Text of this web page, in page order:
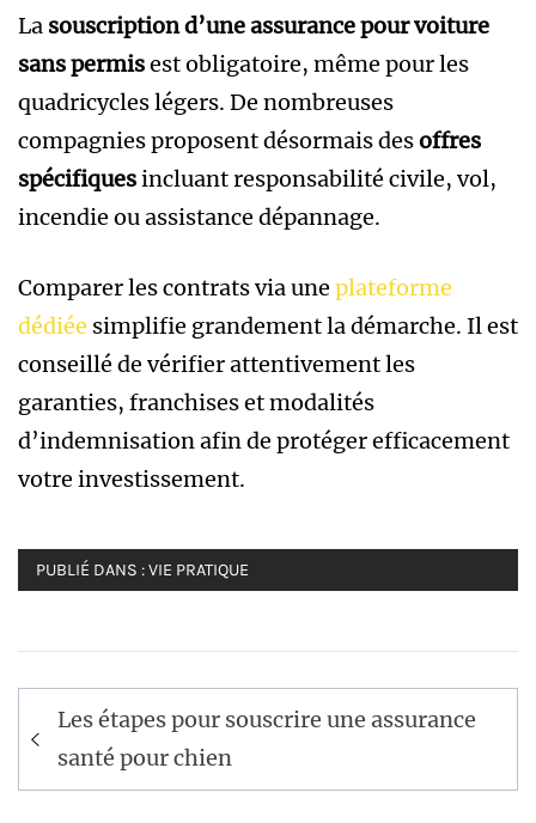
La souscription d’une assurance pour voiture
sans permisest obligatoire, même pour les
quadricycles légers. De nombreuses
compagnies proposent désormais desoffres
spécifiquesincluant responsabilité civile, vol,
incendie ou assistance dépannage.
Comparer les contrats via une plateforme
dédiée simplifie grandement la démarche. Il est
conseillé de vérifier attentivement les
garanties, franchises et modalités
d’indemnisation afin de protéger efficacement
votre investissement.
PUBLIÉ DANS :VIE PRATIQUE
Navigation
de
l’article
Les étapes pour souscrire une assurance
santé pour chien